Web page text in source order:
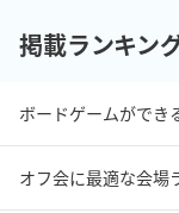
掲載ランキン
ボードゲームができ
オフ会に最適な会場